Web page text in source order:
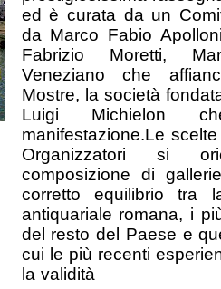
ed è curata da un
da Marco Fabio
Fabrizio Moretti,
Veneziano che
Mostre, la società
Luigi Michielon
manifestazione.Le
Organizzatori si
composizione di
corretto equilibrio tra
antiquariale romana, i
del resto del Paese e
cui le più recenti
la validità